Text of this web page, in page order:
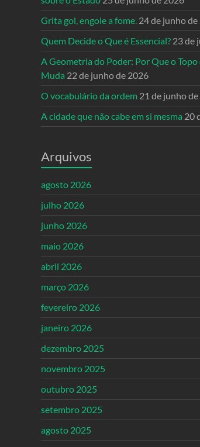
Grita gol, engole a fome. 24 de junho
Quem Decide o Que é Essencial? 23 de
A Geometria do Poder: Por Que o
Muda 22 de junho de 2026
O vocabulário da ordem 21 de junho
A cidade que não cabe em si mesma 20
Arquivos
agosto 2026
julho 2026
junho 2026
maio 2026
abril 2026
março 2026
fevereiro 2026
janeiro 2026
dezembro 2025
novembro 2025
outubro 2025
setembro 2025
agosto 2025